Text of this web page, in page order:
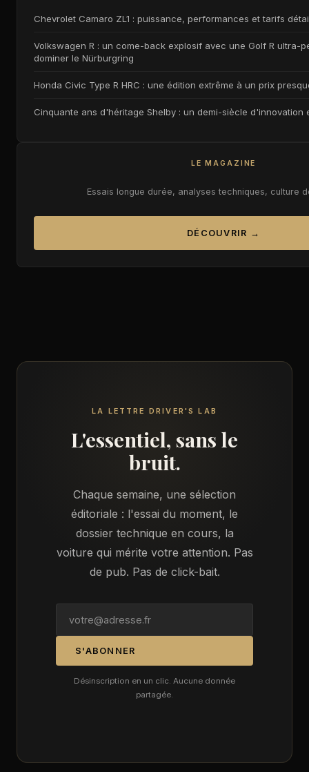
Chevrolet Camaro ZL1 : puissance, performances et tarifs
Volkswagen R : un come-back explosif avec une Golf R ultra-
dominer le Nürburgring
Honda Civic Type R HRC : une édition extrême à un prix
Cinquante ans d'héritage Shelby : un demi-siècle d'innovation
LE MAGAZINE
Essais longue durée, analyses techniques, culture
DÉCOUVRIR →
LA LETTRE DRIVER'S LAB
L'essentiel, sans le
bruit.
Chaque semaine, une sélection
éditoriale : l'essai du moment, le
dossier technique en cours, la
voiture qui mérite votre attention. Pas
de pub. Pas de click-bait.
S'ABONNER
Désinscription en un clic. Aucune donnée
partagée.